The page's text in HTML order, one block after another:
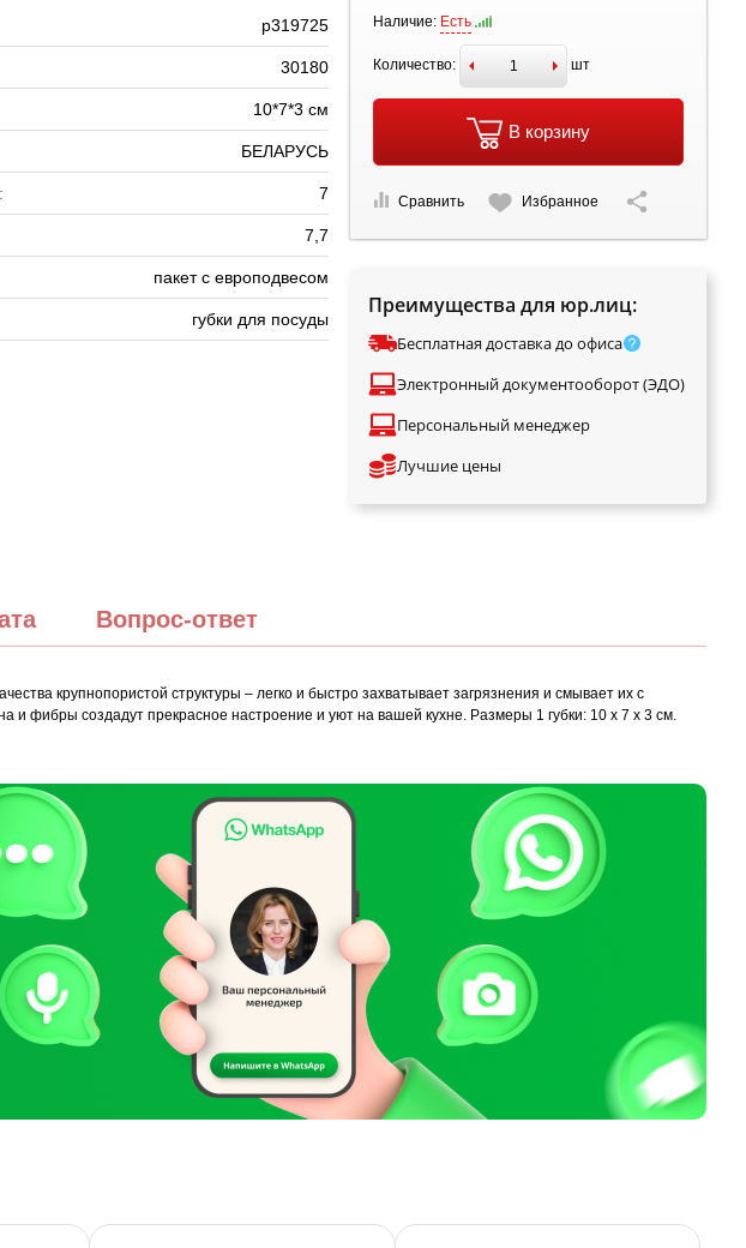
р319725
30180
10*7*3 см
БЕЛАРУСЬ
7
7,7
пакет с европодвесом
губки для посуды
Наличие: Есть
Количество: шт
В корзину
Сравнить Избранное
Преимущества для юр.лиц:
Бесплатная доставка до офиса
Электронный документооборот (ЭДО)
Персональный менеджер
Лучшие цены
Вопрос-ответ
крупнопористой структуры – легко и быстро захватывает загрязнения и смывает их с
фибры создадут прекрасное настроение и уют на вашей кухне. Размеры 1 губки: 10 х 7 х 3 см.